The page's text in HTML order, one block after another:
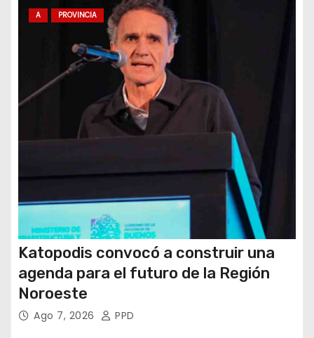
d
a
A PROVINCIA
Katopodis convocó a construir una
agenda para el futuro de la Región
Noroeste
Ago 7, 2026 PPD